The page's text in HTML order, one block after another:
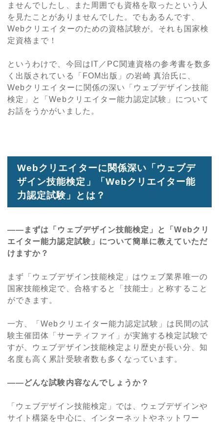
ませんでしたし、また周囲でも資格を取ったという人
を見たことがありませんでした。でもあるんです、
Webクリエイターのための資格試験が。それも国家検
定資格まで！
というわけで、今回はIT／PC関連資格の参考書を数多
く出版されている「FOM出版」の岩崎 真治氏に、
Webクリエイターに関係の深い「ウェブデザイン技能
検定」と「Webクリエイター能力認定試験」について
お話をうかがいました。
Webクリエイターに関係深い「ウェブデ
ザイン技能検定」「Webクリエイター能
力認定試験」とは？
――まずは「ウェブデザイン技能検定」と「Webクリ
エイター能力認定試験」について簡単に教えていただ
けますか？
まず「ウェブデザイン技能検定」はウェブ業界唯一の
国家技能検定で、合格すると「技能士」と称すること
ができます。
一方、「Webクリエイター能力認定試験」は民間の試
験主催団体「サーティファイ」が実施する検定試験で
すが、ウェブデザイン技能検定より歴史が長い分、知
名度も高く累計受験者数も多くなっています。
――どんな試験内容なんでしょうか？
「ウェブデザイン技能検定」では、ウェブデザインや
サイト構築を中心に、インターネットやネットワー